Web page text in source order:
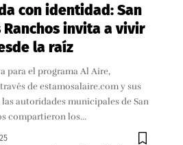
con identidad: San
Ranchos invita a vivir
la raíz
para el programa Al Aire,
de estamosalaire.com y sus
autoridades municipales de San
compartieron los…